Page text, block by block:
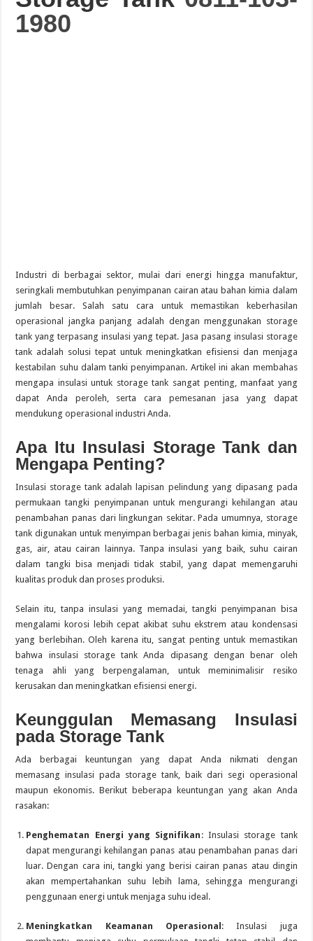
Guide des Meilleurs Sites de Jeu en Ligne pour 2026: Top Casino
1980
Industri di berbagai sektor, mulai dari energi hingga manufaktur,
seringkali membutuhkan penyimpanan cairan atau bahan kimia dalam
jumlah besar. Salah satu cara untuk memastikan keberhasilan
operasional jangka panjang adalah dengan menggunakan storage
tank yang terpasang insulasi yang tepat. Jasa pasang insulasi storage
tank adalah solusi tepat untuk meningkatkan efisiensi dan menjaga
kestabilan suhu dalam tanki penyimpanan. Artikel ini akan membahas
mengapa insulasi untuk storage tank sangat penting, manfaat yang
dapat Anda peroleh, serta cara pemesanan jasa yang dapat
mendukung operasional industri Anda.
Apa Itu Insulasi Storage Tank dan
Mengapa Penting?
Insulasi storage tank adalah lapisan pelindung yang dipasang pada
permukaan tangki penyimpanan untuk mengurangi kehilangan atau
penambahan panas dari lingkungan sekitar. Pada umumnya, storage
tank digunakan untuk menyimpan berbagai jenis bahan kimia, minyak,
gas, air, atau cairan lainnya. Tanpa insulasi yang baik, suhu cairan
dalam tangki bisa menjadi tidak stabil, yang dapat memengaruhi
kualitas produk dan proses produksi.
Selain itu, tanpa insulasi yang memadai, tangki penyimpanan bisa
mengalami korosi lebih cepat akibat suhu ekstrem atau kondensasi
yang berlebihan. Oleh karena itu, sangat penting untuk memastikan
bahwa insulasi storage tank Anda dipasang dengan benar oleh
tenaga ahli yang berpengalaman, untuk meminimalisir resiko
kerusakan dan meningkatkan efisiensi energi.
Keunggulan Memasang Insulasi
pada Storage Tank
Ada berbagai keuntungan yang dapat Anda nikmati dengan
memasang insulasi pada storage tank, baik dari segi operasional
maupun ekonomis. Berikut beberapa keuntungan yang akan Anda
rasakan:
Penghematan Energi yang Signifikan : Insulasi storage tank
dapat mengurangi kehilangan panas atau penambahan panas dari
luar. Dengan cara ini, tangki yang berisi cairan panas atau dingin
akan mempertahankan suhu lebih lama, sehingga mengurangi
penggunaan energi untuk menjaga suhu ideal.
Meningkatkan Keamanan Operasional : Insulasi juga